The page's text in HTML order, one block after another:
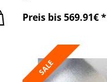
Preis bis 569.91€ *
SALE